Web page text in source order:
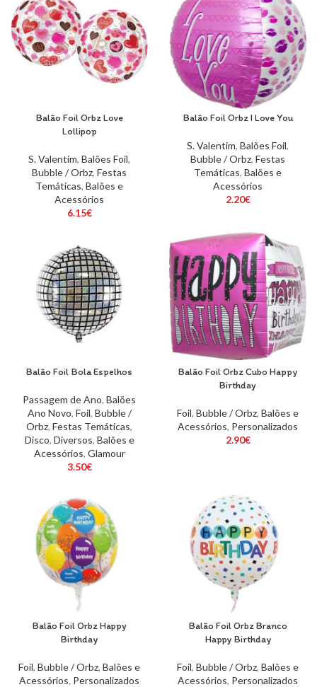
Balão Foil Orbz Love
Lollipop
S. Valentim, Balões Foil,
Bubble / Orbz, Festas
Temáticas, Balões e
Acessórios
6.15€
Balão Foil Orbz I Love You
S. Valentim, Balões Foil,
Bubble / Orbz, Festas
Temáticas, Balões e
Acessórios
2.20€
Balão Foil Bola Espelhos
Passagem de Ano, Balões
Ano Novo, Foil, Bubble /
Orbz, Festas Temáticas,
Disco, Diversos, Balões e
Acessórios, Glamour
3.50€
Balão Foil Orbz Cubo Happy
Birthday
Foil, Bubble / Orbz, Balões e
Acessórios, Personalizados
2.90€
Balão Foil Orbz Happy
Birthday
Foil, Bubble / Orbz, Balões e
Acessórios, Personalizados
Balão Foil Orbz Branco
Happy Birthday
Foil, Bubble / Orbz, Balões e
Acessórios, Personalizados